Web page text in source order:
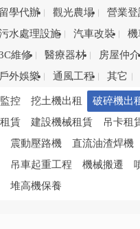
留學代辦 觀光農場 營業登
水處理設施 汽車改裝
機
維修 醫療器材 房屋仲介
戶外娛樂 通風工程 其它
控 挖土機出租
破碎機出
賃
建設機械租賃 吊卡租
震動壓路機 直流油渣焊機
吊車起重工程 機械搬遷
堆高機保養